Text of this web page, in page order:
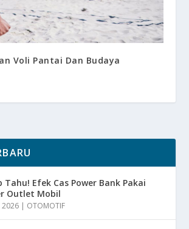
Voli Pantai Dan Budaya
Tahu! Efek Cas Power Bank Pakai
Outlet Mobil
2026 | OTOMOTIF